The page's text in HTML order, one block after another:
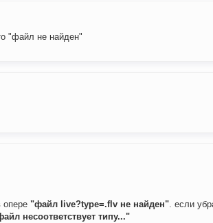
"файл не найден"
опере "файл live?type=.flv не найден". если
несоответствует типу..."